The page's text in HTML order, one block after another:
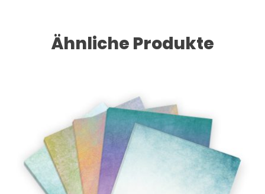
Ähnliche Produkte